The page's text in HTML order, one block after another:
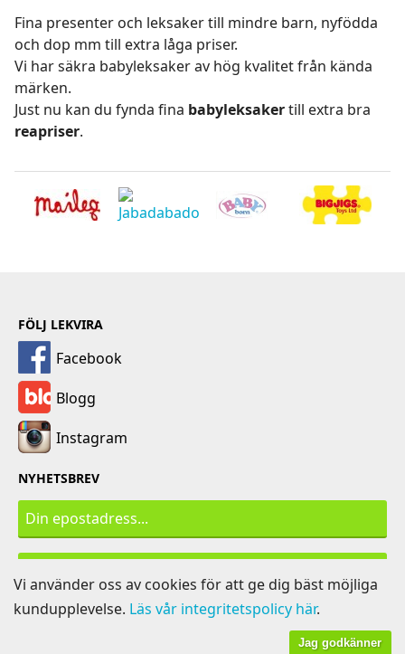
Fina presenter och leksaker till mindre barn, nyfödda
och dop mm till extra låga priser.
Vi har säkra babyleksaker av hög kvalitet från kända
märken.
Just nu kan du fynda fina babyleksakertill extra bra
reapriser.
FÖLJ LEKVIRA
Facebook
Blogg
Instagram
NYHETSBREV
Vi använder oss av cookies för att ge dig bäst möjliga
kundupplevelse. Läs vår integritetspolicy här.
Jag godkänner